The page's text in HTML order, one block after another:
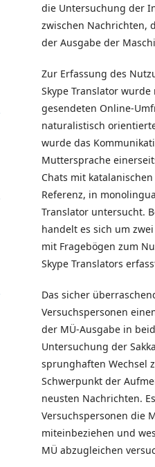
die Untersuchung der
zwischen Nachrichten,
der Ausgabe der
Zur Erfassung des
Skype Translator
gesendeten Online-
naturalistisch
wurde das
Muttersprache
Chats mit
Referenz, in
Translator untersucht.
handelt es sich um
mit Fragebögen zum
Skype Translators
Das sicher
Versuchspersonen
der MÜ-Ausgabe in
Untersuchung der
sprunghaften Wechsel
Schwerpunkt der
neusten Nachrichten.
Versuchspersonen die
miteinbeziehen und
MÜ abzugleichen